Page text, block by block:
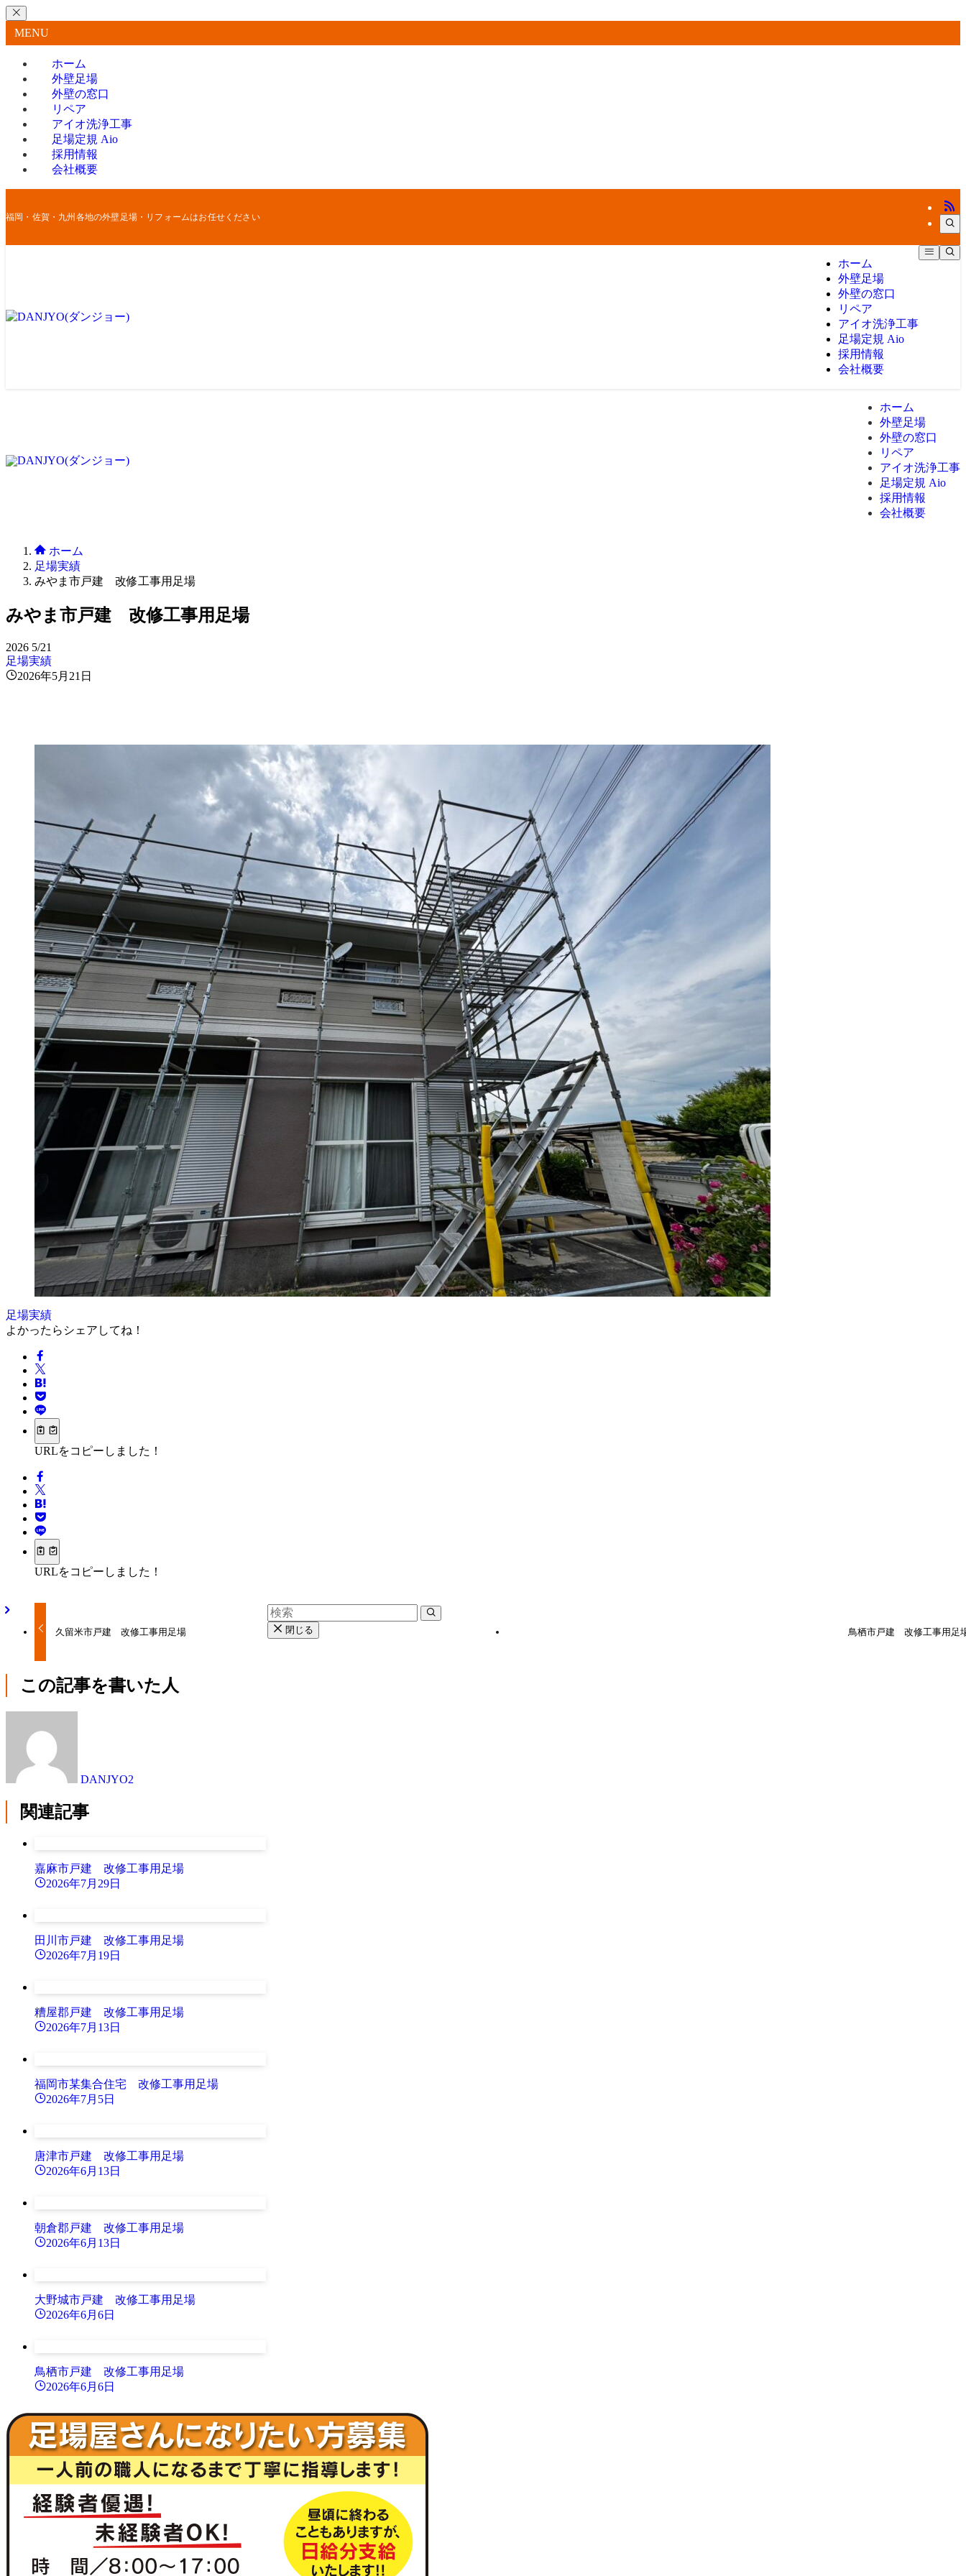
MENU
ホーム
外壁足場
外壁の窓口
リペア
アイオ洗浄工事
足場定規 Aio
採用情報
会社概要
福岡・佐賀・九州各地の外壁足場・リフォームはお任せください
ホーム
外壁足場
外壁の窓口
リペア
アイオ洗浄工事
足場定規 Aio
採用情報
会社概要
ホーム
外壁足場
外壁の窓口
リペア
アイオ洗浄工事
足場定規 Aio
採用情報
会社概要
ホーム
足場実績
みやま市戸建 改修工事用足場
みやま市戸建 改修工事用足場
2026 5/21
足場実績
2026年5月21日
足場実績
よかったらシェアしてね！
URLをコピーしました！
URLをコピーしました！
久留米市戸建 改修工事用足場 鳥栖市戸建 改修工事用足
この記事を書いた人
DANJYO2
関連記事
嘉麻市戸建 改修工事用足場
2026年7月29日
田川市戸建 改修工事用足場
2026年7月19日
糟屋郡戸建 改修工事用足場
2026年7月13日
福岡市某集合住宅 改修工事用足場
2026年7月5日
唐津市戸建 改修工事用足場
2026年6月13日
朝倉郡戸建 改修工事用足場
2026年6月13日
大野城市戸建 改修工事用足場
2026年6月6日
鳥栖市戸建 改修工事用足場
2026年6月6日
閉じる